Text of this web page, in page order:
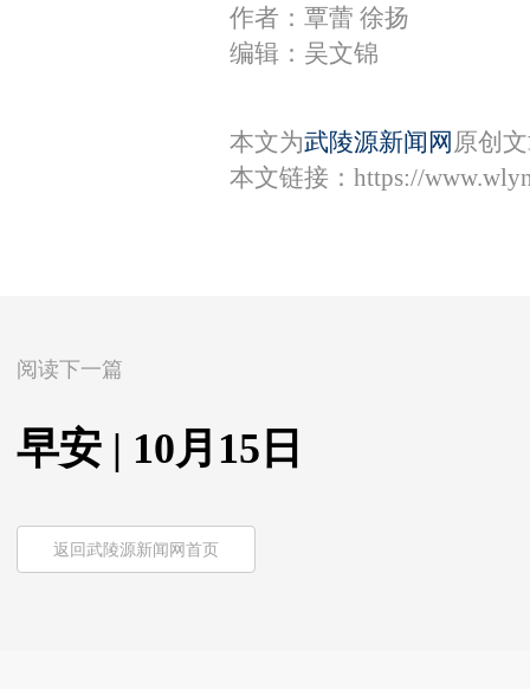
作者：覃蕾 徐扬
编辑：吴文锦
本文为武陵源新闻网 原创
本文链接： https://
阅读下一篇
早安 | 10月15日
返回武陵源新闻网首页